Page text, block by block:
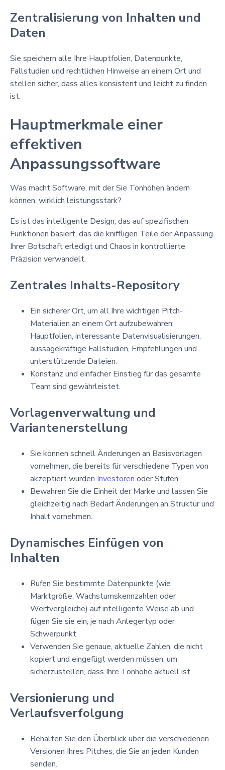
Zentralisierung von Inhalten und
Daten
Sie speichern alle Ihre Hauptfolien, Datenpunkte,
Fallstudien und rechtlichen Hinweise an einem Ort und
stellen sicher, dass alles konsistent und leicht zu finden
ist.
Hauptmerkmale einer
effektiven
Anpassungssoftware
Was macht Software, mit der Sie Tonhöhen ändern
können, wirklich leistungsstark?
Es ist das intelligente Design, das auf spezifischen
Funktionen basiert, das die kniffligen Teile der Anpassung
Ihrer Botschaft erledigt und Chaos in kontrollierte
Präzision verwandelt.
Zentrales Inhalts-Repository
Ein sicherer Ort, um all Ihre wichtigen Pitch-
Materialien an einem Ort aufzubewahren:
Hauptfolien, interessante Datenvisualisierungen,
aussagekräftige Fallstudien, Empfehlungen und
unterstützende Dateien.
Konstanz und einfacher Einstieg für das gesamte
Team sind gewährleistet.
Vorlagenverwaltung und
Variantenerstellung
Sie können schnell Änderungen an Basisvorlagen
vornehmen, die bereits für verschiedene Typen von
akzeptiert wurden Investoren oder Stufen.
Bewahren Sie die Einheit der Marke und lassen Sie
gleichzeitig nach Bedarf Änderungen an Struktur und
Inhalt vornehmen.
Dynamisches Einfügen von
Inhalten
Rufen Sie bestimmte Datenpunkte (wie
Marktgröße, Wachstumskennzahlen oder
Wertvergleiche) auf intelligente Weise ab und
fügen Sie sie ein, je nach Anlegertyp oder
Schwerpunkt.
Verwenden Sie genaue, aktuelle Zahlen, die nicht
kopiert und eingefügt werden müssen, um
sicherzustellen, dass Ihre Tonhöhe aktuell ist.
Versionierung und
Verlaufsverfolgung
Behalten Sie den Überblick über die verschiedenen
Versionen Ihres Pitches, die Sie an jeden Kunden
senden.